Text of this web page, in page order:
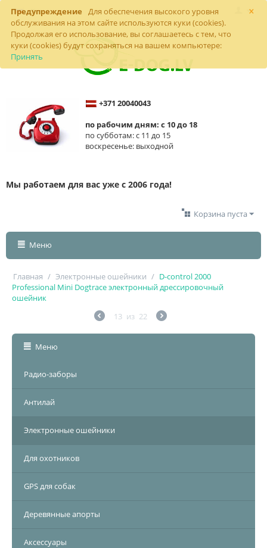
×
Предупреждение
Для обеспечения высокого уровня
обслуживания на этом сайте используются куки (cookies).
Продолжая его использование, вы соглашаетесь с тем, что
куки (cookies) будут сохраняться на вашем компьютере:
Принять
+371 20040043
по рабочим дням: с 10 до 18
по субботам: с 11 до 15
воскресенье: выходной
Мы работаем для вас уже с 2006 года!
Корзина пуста
Меню
Главная / Электронные ошейники / D-control 2000
Professional Mini Dogtrace электронный дрессировочный
ошейник
13 из 22
Меню
Радио-заборы
Антилай
Электронные ошейники
Для охотников
GPS для собак
Деревянные апорты
Аксессуары